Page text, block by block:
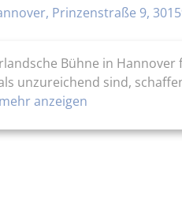
Prinzenstraße 9,
Bühne in Hannover
unzureichend sind,
mehr anzeigen